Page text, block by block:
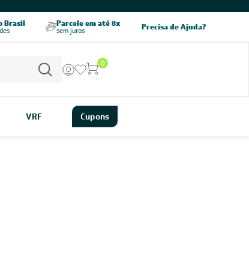
Precisa de Ajuda?
Brasil Parcele em até 8x
sem juros
5% OFF no PIX
pagamento à vista
0
VRF Cupons